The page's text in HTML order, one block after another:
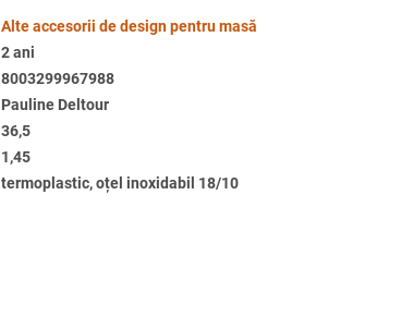
Alte accesorii de design pentru masă
2 ani
8003299967988
Pauline Deltour
36,5
1,45
termoplastic, oțel inoxidabil 18/10